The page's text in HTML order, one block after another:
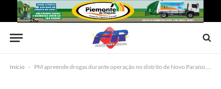
Início - PM apreende drogas durante operação no distrito de Novo Paraíso, em Jacobina